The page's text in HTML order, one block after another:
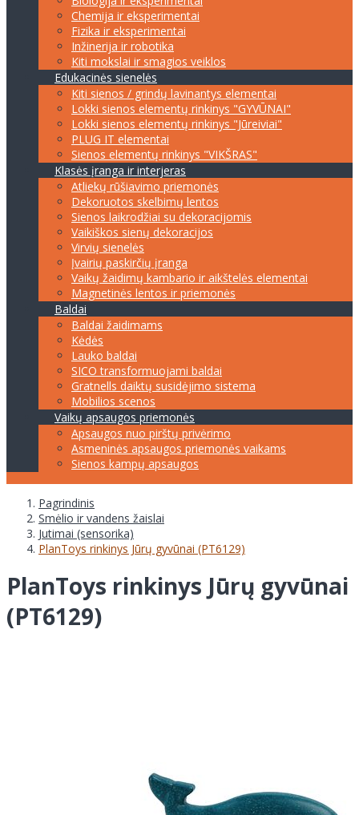
Chemija ir eksperimentai
Fizika ir eksperimentai
Inžinerija ir robotika
Kiti mokslai ir smagios veiklos
Edukacinės sienelės
Kiti sienos / grindų lavinantys elementai
Lokki sienos elementų rinkinys "GYVŪNAI"
Lokki sienos elementų rinkinys "Jūreiviai"
PLUG IT elementai
Sienos elementų rinkinys "VIKŠRAS"
Klasės įranga ir interjeras
Atliekų rūšiavimo priemonės
Dekoruotos skelbimų lentos
Sienos laikrodžiai su dekoracijomis
Vaikiškos sienų dekoracijos
Virvių sienelės
Įvairių paskirčių įranga
Vaikų žaidimų kambario ir aikštelės elementai
Magnetinės lentos ir priemonės
Baldai
Baldai žaidimams
Kėdės
Lauko baldai
SICO transformuojami baldai
Gratnells daiktų susidėjimo sistema
Mobilios scenos
Vaikų apsaugos priemonės
Apsaugos nuo pirštų privėrimo
Asmeninės apsaugos priemonės vaikams
Sienos kampų apsaugos
Pagrindinis
Smėlio ir vandens žaislai
Jutimai (sensorika)
PlanToys rinkinys Jūrų gyvūnai (PT6129)
PlanToys rinkinys Jūrų gyvūnai
(PT6129)